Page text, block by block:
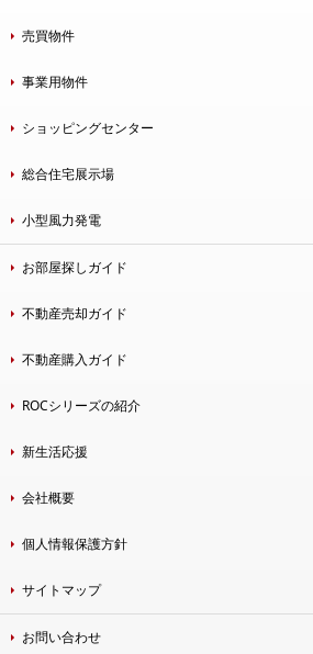
売買物件
事業用物件
ショッピングセンター
総合住宅展示場
小型風力発電
お部屋探しガイド
不動産売却ガイド
不動産購入ガイド
ROCシリーズの紹介
新生活応援
会社概要
個人情報保護方針
サイトマップ
お問い合わせ